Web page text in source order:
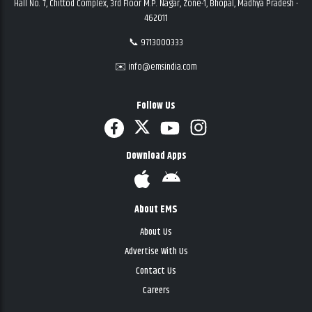
Hall No. 7, Chittod Complex, 3rd Floor M.P. Nagar, Zone-1, Bhopal, Madhya Pradesh -
462011
📞 9713000333
✉️ info@emsindia.com
Follow Us
Download Apps
About EMS
About Us
Advertise With Us
Contact Us
Careers